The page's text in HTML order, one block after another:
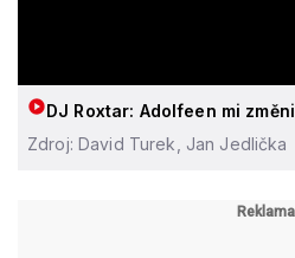
DJ Roxtar: Adolfeen mi
Zdroj: David Turek, Jan Jedlička